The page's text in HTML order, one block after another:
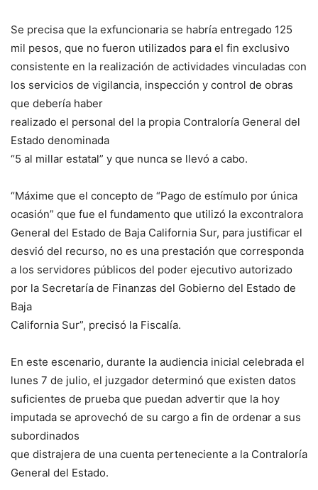
Se precisa que la exfuncionaria se habría entregado 125
mil pesos, que no fueron utilizados para el fin exclusivo
consistente en la realización de actividades vinculadas con
los servicios de vigilancia, inspección y control de obras
que debería haber
realizado el personal del la propia Contraloría General del
Estado denominada
“5 al millar estatal” y que nunca se llevó a cabo.
“Máxime que el concepto de “Pago de estímulo por única
ocasión” que fue el fundamento que utilizó la excontralora
General del Estado de Baja California Sur, para justificar el
desvió del recurso, no es una prestación que corresponda
a los servidores públicos del poder ejecutivo autorizado
por la Secretaría de Finanzas del Gobierno del Estado de
Baja
California Sur”, precisó la Fiscalía.
En este escenario, durante la audiencia inicial celebrada el
lunes 7 de julio, el juzgador determinó que existen datos
suficientes de prueba que puedan advertir que la hoy
imputada se aprovechó de su cargo a fin de ordenar a sus
subordinados
que distrajera de una cuenta perteneciente a la Contraloría
General del Estado.